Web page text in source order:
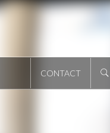
CONTACT